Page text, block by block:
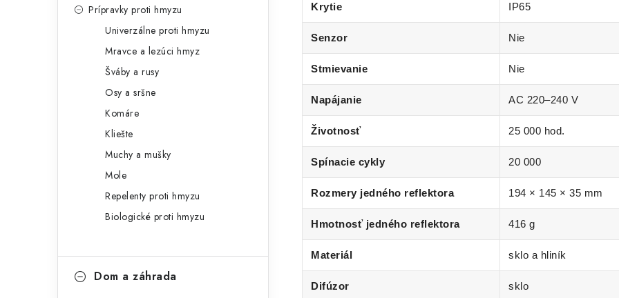
Prípravky proti hmyzu
Univerzálne proti hmyzu
Mravce a lezúci hmyz
Šváby a rusy
Osy a sršne
Komáre
Kliešte
Muchy a mušky
Mole
Repelenty proti hmyzu
Biologické proti hmyzu
Dom a záhrada
Krytie IP65
Senzor Nie
Stmievanie Nie
Napájanie AC 220–240 V
Životnosť 25 000 hod.
Spínacie cykly 20 000
Rozmery jedného reflektora 194 × 145 × 35 mm
Hmotnosť jedného reflektora 416 g
Materiál sklo a hliník
Difúzor sklo